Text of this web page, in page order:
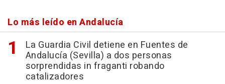
Lo más leído en Andalucía
La Guardia Civil detiene en Fuentes de
Andalucía (Sevilla) a dos personas
sorprendidas in fraganti robando
catalizadores